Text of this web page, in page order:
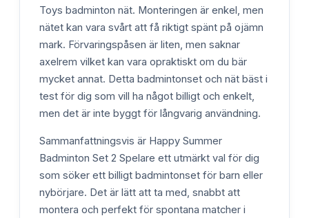
Toys badminton nät. Monteringen är enkel, men
nätet kan vara svårt att få riktigt spänt på ojämn
mark. Förvaringspåsen är liten, men saknar
axelrem vilket kan vara opraktiskt om du bär
mycket annat. Detta badmintonset och nät bäst i
test för dig som vill ha något billigt och enkelt,
men det är inte byggt för långvarig användning.
Sammanfattningsvis är Happy Summer
Badminton Set 2 Spelare ett utmärkt val för dig
som söker ett billigt badmintonset för barn eller
nybörjare. Det är lätt att ta med, snabbt att
montera och perfekt för spontana matcher i